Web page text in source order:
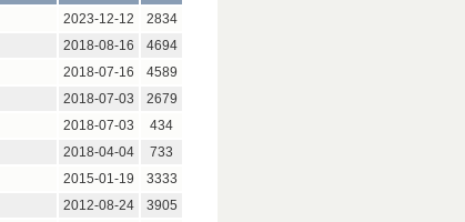
2023-12-12
2834
2018-08-16
4694
2018-07-16
4589
2018-07-03
2679
2018-07-03
434
2018-04-04
733
2015-01-19
3333
2012-08-24
3905